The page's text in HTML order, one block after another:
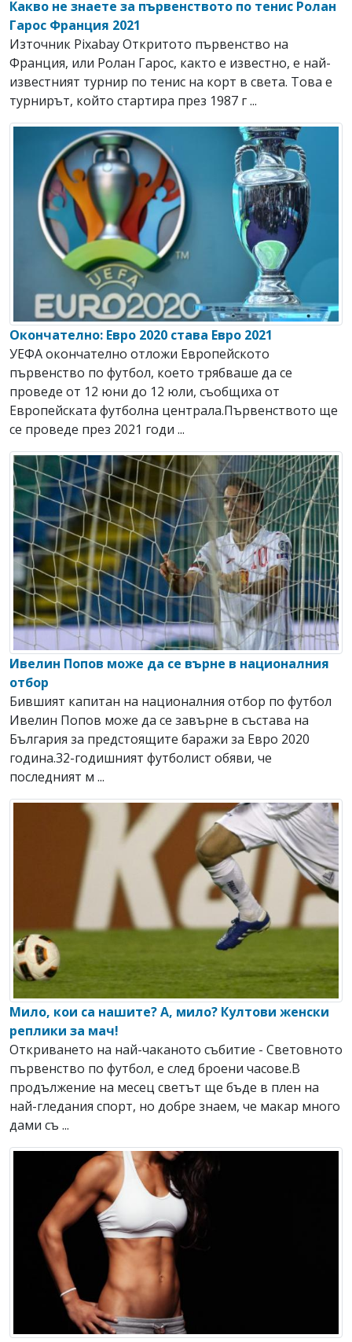
Какво не знаете за първенството по тенис Ролан
Гарос Франция 2021
Източник Pixabay Откритото първенство на
Франция, или Ролан Гарос, както е известно, е най-
известният турнир по тенис на корт в света. Това е
турнирът, който стартира през 1987 г ...
Окончателно: Евро 2020 става Евро 2021
УЕФА окончателно отложи Европейското
първенство по футбол, което трябваше да се
проведе от 12 юни до 12 юли, съобщиха от
Европейската футболна централа.Първенството ще
се проведе през 2021 годи ...
Ивелин Попов може да се върне в националния
отбор
Бившият капитан на националния отбор по футбол
Ивелин Попов може да се завърне в състава на
България за предстоящите баражи за Евро 2020
година.32-годишният футболист обяви, че
последният м ...
Мило, кои са нашите? А, мило? Култови женски
реплики за мач!
Откриването на най-чаканото събитие - Световното
първенство по футбол, е след броени часове.В
продължение на месец светът ще бъде в плен на
най-гледания спорт, но добре знаем, че макар много
дами съ ...